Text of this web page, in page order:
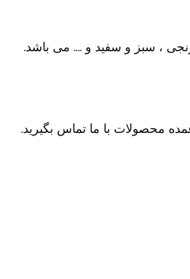
، سبز و سفید و …. می باشد.
محصولات با ما تماس بگیرید.